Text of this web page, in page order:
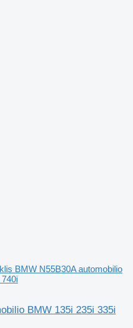
BMW N55B30A automobilio
BMW 135i 235i 335i